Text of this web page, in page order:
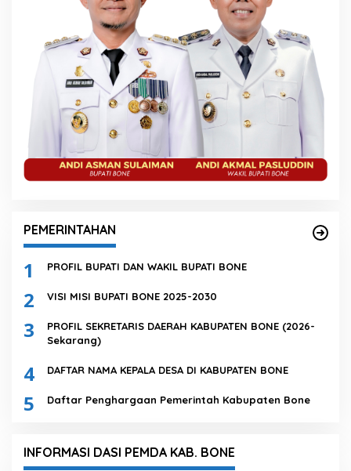
PEMERINTAHAN
1 PROFIL BUPATI DAN WAKIL BUPATI BONE
2 VISI MISI BUPATI BONE 2025-2030
3
PROFIL SEKRETARIS DAERAH KABUPATEN BONE (2026-
Sekarang)
4 DAFTAR NAMA KEPALA DESA DI KABUPATEN BONE
5 Daftar Penghargaan Pemerintah Kabupaten Bone
INFORMASI DASI PEMDA KAB. BONE